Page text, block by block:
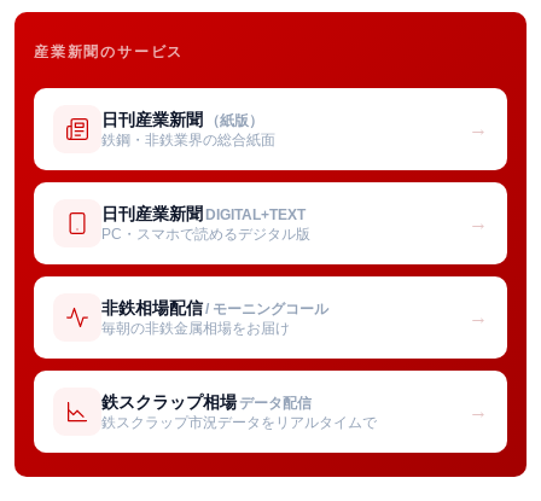
産業新聞のサービス
日刊産業新聞 （紙版）
鉄鋼・非鉄業界の総合紙面
→
日刊産業新聞 DIGITAL+TEXT
PC・スマホで読めるデジタル版
→
非鉄相場配信/ モーニングコール
毎朝の非鉄金属相場をお届け
→
鉄スクラップ相場 データ配信
鉄スクラップ市況データをリアルタイムで
→